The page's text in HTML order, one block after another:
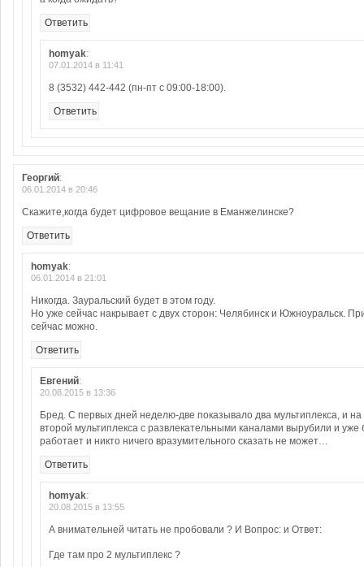
Ответить
homyak:
07.01.2014 в 11:41
8 (3532) 442-442 (пн-пт с 09:00-18:00).
Ответить
Георгий:
06.01.2014 в 20:46
Скажите,когда будет цифровое вещание в Еманжелинске?
Ответить
homyak:
06.01.2014 в 21:01
Никогда. Зауральский будет в этом году.
Но уже сейчас накрывает с двух сторон: Челябинск и Южноуральск.
сейчас можно.
Ответить
Евгений:
20.08.2015 в 13:36
Бред. С первых дней неделю-две показывало два мультиплекса, и на
второй мультиплекса с развлекательными каналами вырубили и уже
работает и никто ничего вразумительного сказать не может…
Ответить
homyak:
20.08.2015 в 13:55
А внимательней читать не пробовали ? И Вопрос: и Ответ:
Где там про 2 мультиплекс ?